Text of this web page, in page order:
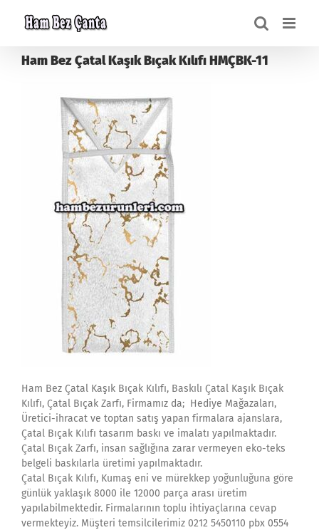
Ham Bez Çatal Kaşık Bıçak Kılıfı HMÇBK-11
Ham Bez Çatal Kaşık Bıçak Kılıfı, Baskılı Çatal Kaşık Bıçak
Kılıfı, Çatal Bıçak Zarfı, Firmamız da; Hediye Mağazaları,
Üretici-ihracat ve toptan satış yapan firmalara ajanslara,
Çatal Bıçak Kılıfı tasarım baskı ve imalatı yapılmaktadır.
Çatal Bıçak Zarfı, insan sağlığına zarar vermeyen eko-teks
belgeli baskılarla üretimi yapılmaktadır.
Çatal Bıçak Kılıfı, Kumaş eni ve mürekkep yoğunluğuna göre
günlük yaklaşık 8000 ile 12000 parça arası üretim
yapılabilmektedir. Firmalarının toplu ihtiyaçlarına cevap
vermekteyiz. Müşteri temsilcilerimiz 0212 5450110 pbx 0554